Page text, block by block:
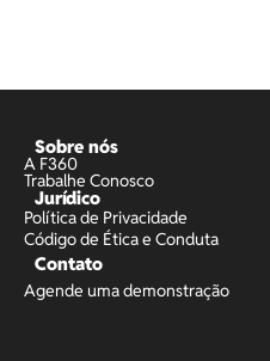
Sobre nós
A F360
Trabalhe Conosco
Jurídico
Política de Privacidade
Código de Ética e Conduta
Contato
Agende uma demonstração